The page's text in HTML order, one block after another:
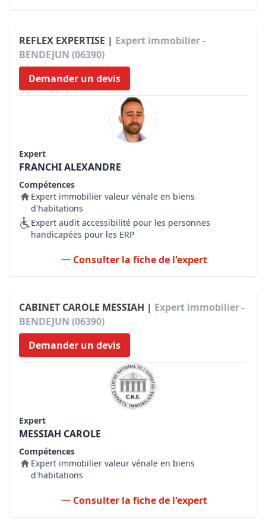
REFLEX EXPERTISE | Expert immobilier -
BENDEJUN (06390)
Demander un devis
Expert
FRANCHI ALEXANDRE
Compétences
Expert immobilier valeur vénale en biens
d'habitations
Expert audit accessibilité pour les personnes
handicapées pour les ERP
Consulter la fiche de l'expert
CABINET CAROLE MESSIAH | Expert immobilier -
BENDEJUN (06390)
Demander un devis
Expert
MESSIAH CAROLE
Compétences
Expert immobilier valeur vénale en biens
d'habitations
Consulter la fiche de l'expert